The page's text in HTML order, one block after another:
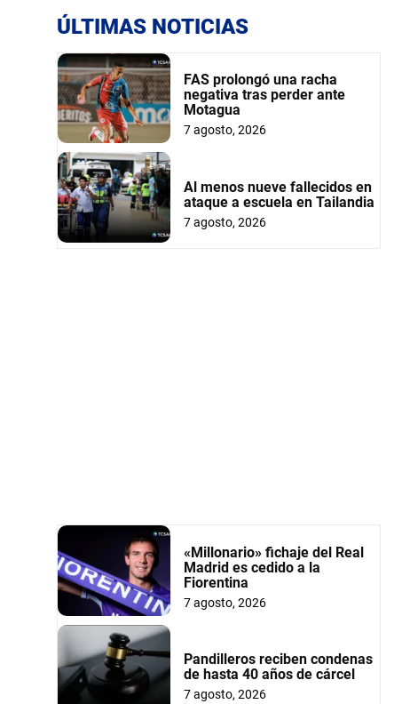
ÚLTIMAS NOTICIAS
FAS prolongó una racha
negativa tras perder ante
Motagua
7 agosto, 2026
Al menos nueve fallecidos en
ataque a escuela en Tailandia
7 agosto, 2026
«Millonario» fichaje del Real
Madrid es cedido a la
Fiorentina
7 agosto, 2026
Pandilleros reciben condenas
de hasta 40 años de cárcel
7 agosto, 2026